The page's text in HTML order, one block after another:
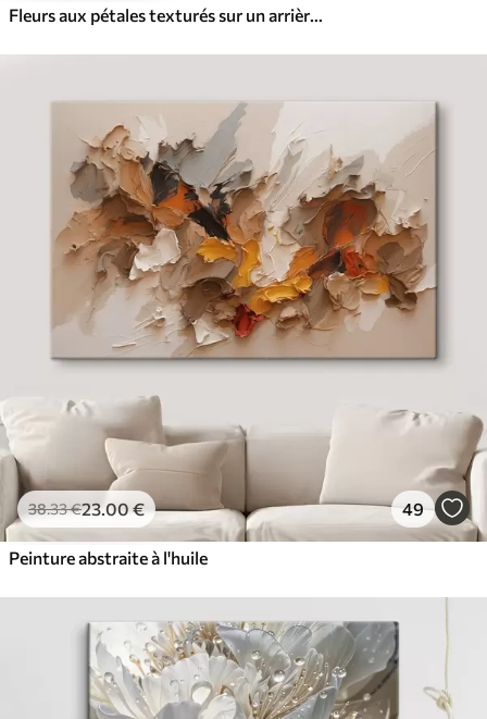
Fleurs aux pétales texturés sur un arrière-plan doux et discret avec des éclaboussures de couleurs abstraites et des lignes verticales
38.33€23.00€ 49
Peinture abstraite à l'huile